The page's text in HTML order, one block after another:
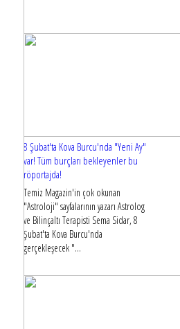
8 Şubat'ta Kova Burcu'nda "Yeni Ay"
var! Tüm burçları bekleyenler bu
röportajda!
Temiz Magazin'in çok okunan
"Astroloji" sayfalarının yazarı Astrolog
ve Bilinçaltı Terapisti Sema Sidar, 8
Şubat'ta Kova Burcu'nda
gerçekleşecek "...